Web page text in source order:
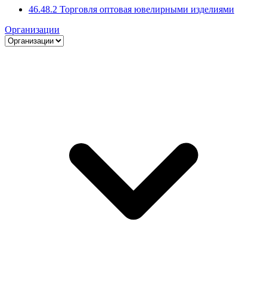
46.48.2 Торговля оптовая ювелирными изделиями
Организации